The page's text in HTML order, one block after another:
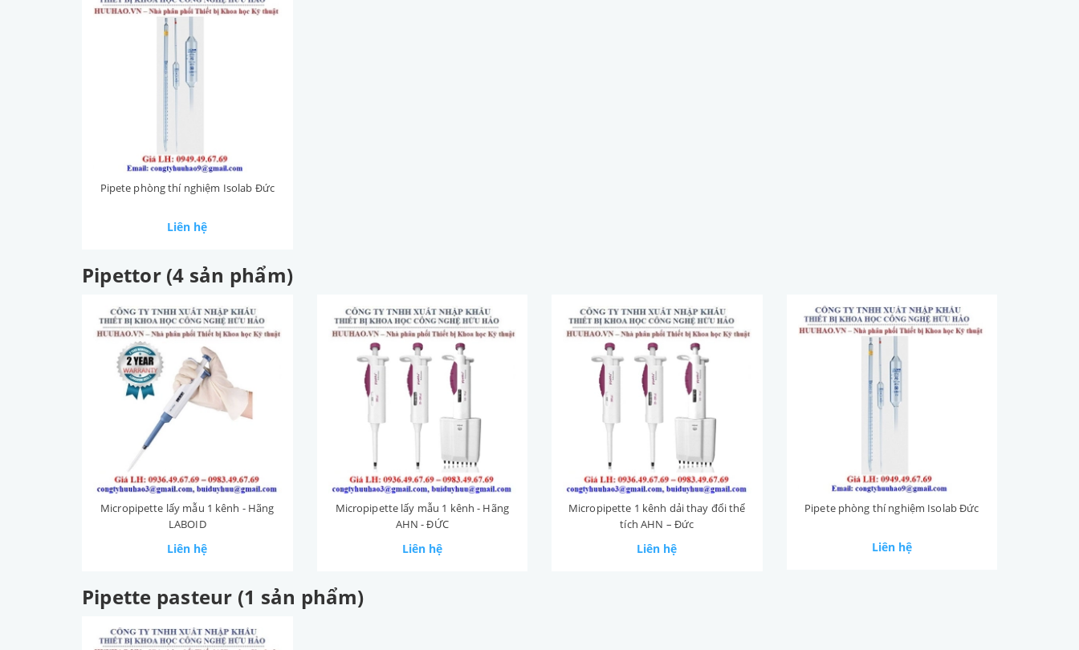
Pipete phòng thí nghiệm Isolab Đức
Liên hệ
Pipettor (4 sản phẩm)
Micropipette lấy mẫu 1 kênh - Hãng
LABOID
Liên hệ
Micropipette lấy mẫu 1 kênh - Hãng
AHN - ĐỨC
Liên hệ
Micropipette 1 kênh dải thay đổi thể
tích AHN – Đức
Liên hệ
Pipete phòng thí nghiệm Isolab Đức
Liên hệ
Pipette pasteur (1 sản phẩm)